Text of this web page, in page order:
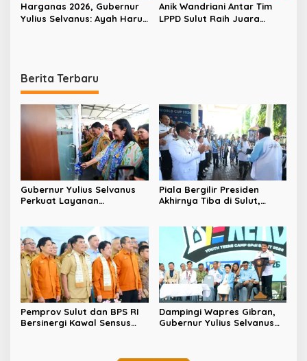
Harganas 2026, Gubernur
Yulius Selvanus: Ayah Harus
Anik Wandriani Antar Tim
LPPD Sulut Raih Juara
Berita Terbaru
Gubernur Yulius Selvanus
Perkuat Layanan
Dorong RSUD Bitung Naik
Tipe C
Piala Bergilir Presiden
Akhirnya Tiba di Sulut,
Masyarakat
Pemprov Sulut dan BPS RI
Bersinergi Kawal Sensus
Dampingi Wapres Gibran,
Gubernur Yulius Selvanus